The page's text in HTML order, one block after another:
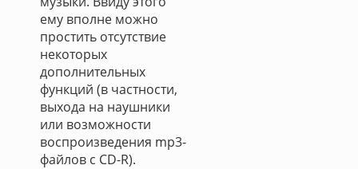
ему вполне можно
простить отсутствие
некоторых
дополнительных
функций (в частности,
выхода на наушники
или возможности
воспроизведения mp3-
файлов с CD-R).